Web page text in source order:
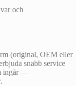
(original, OEM eller
snabb service
ingår —